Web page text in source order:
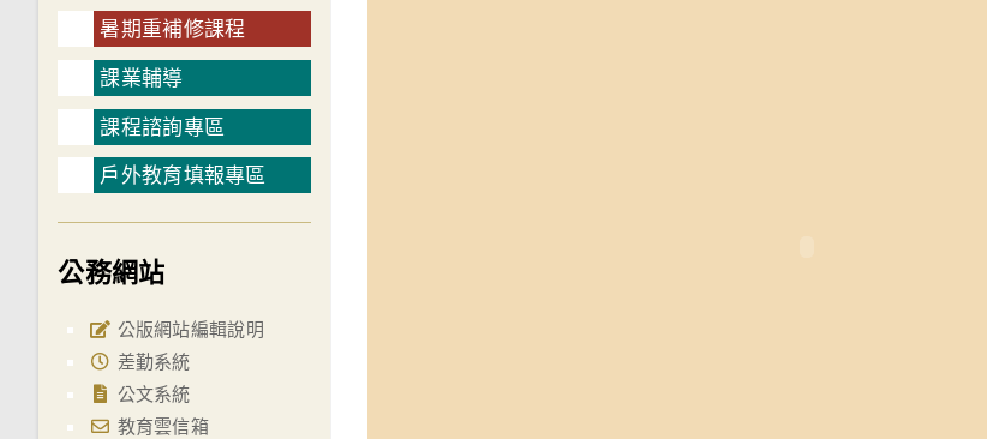
暑期重補修課程
課業輔導
課程諮詢專區
戶外教育填報專區
公務網站
公版網站編輯說明
差勤系統
公文系統
教育雲信箱